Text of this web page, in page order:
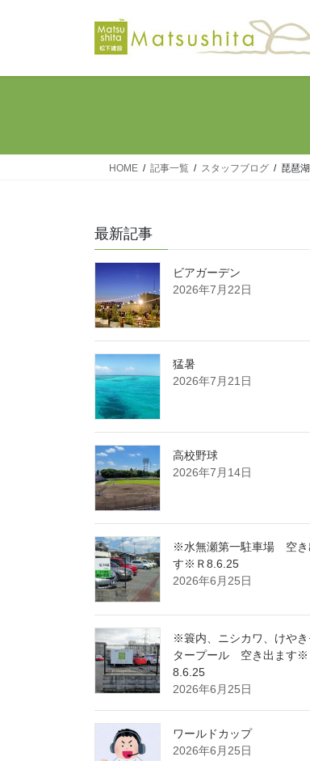
HOME 記事一覧 スタッフブログ 琵琶
最新記事
ビアガーデン
2026年7月22日
猛暑
2026年7月21日
高校野球
2026年7月14日
※水無瀬第一駐車場 空き
す※Ｒ8.6.25
2026年6月25日
※簑内、ニシカワ、けやき
タープール 空き出ます※
8.6.25
2026年6月25日
ワールドカップ
2026年6月25日